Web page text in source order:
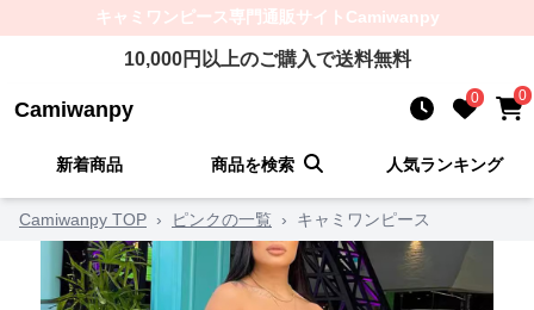
キャミワンピース専門通販サイト Camiwanpy
10,000円以上のご購入で送料無料
Camiwanpy 0 0
新着商品 商品を検索 人気ランキング
Camiwanpy TOP › ピンクの一覧 › キャミワンピース